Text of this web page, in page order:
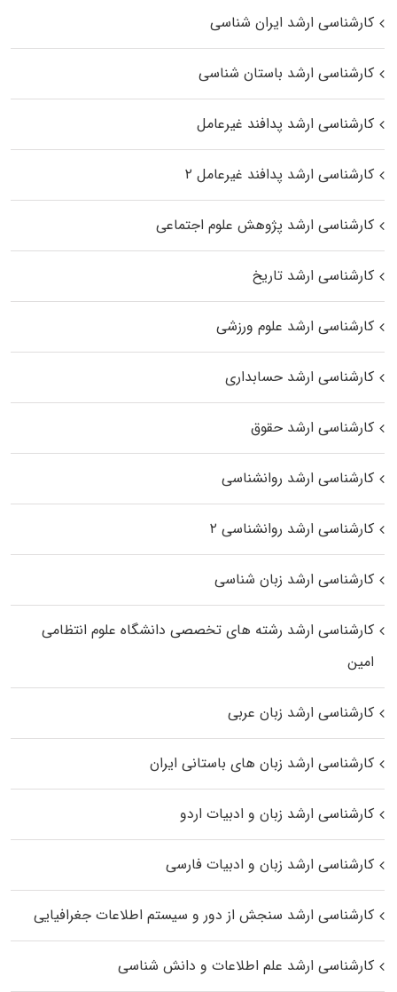
کارشناسی ارشد ایران شناسی
کارشناسی ارشد باستان شناسی
کارشناسی ارشد پدافند غیرعامل
کارشناسی ارشد پدافند غیرعامل ۲
کارشناسی ارشد پژوهش علوم اجتماعی
کارشناسی ارشد تاریخ
کارشناسی ارشد علوم ورزشی
کارشناسی ارشد حسابداری
کارشناسی ارشد حقوق
کارشناسی ارشد روانشناسی
کارشناسی ارشد روانشناسی ۲
کارشناسی ارشد زبان شناسی
کارشناسی ارشد رﺷﺘﻪ ﻫﺎی تخصصی داﻧﺸﮕﺎه ﻋﻠﻮم انتظامی
اﻣﻴﻦ
کارشناسی ارشد زبان عربی
کارشناسی ارشد زبان‌ های باستانی ایران
کارشناسی ارشد زبان و ادبیات اردو
کارشناسی ارشد زبان و ادبیات فارسی
کارشناسی ارشد سنجش از دور و سیستم اطلاعات جغرافیایی
کارشناسی ارشد علم اطلاعات و دانش شناسی